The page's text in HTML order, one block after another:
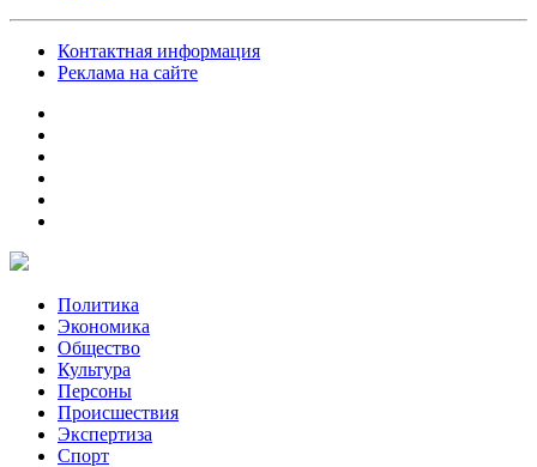
Контактная информация
Реклама на сайте
Политика
Экономика
Общество
Культура
Персоны
Происшествия
Экспертиза
Спорт